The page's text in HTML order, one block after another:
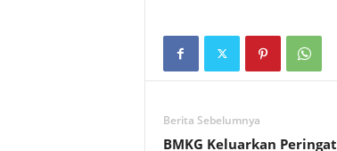
Berita Sebelumnya
BMKG Keluarkan